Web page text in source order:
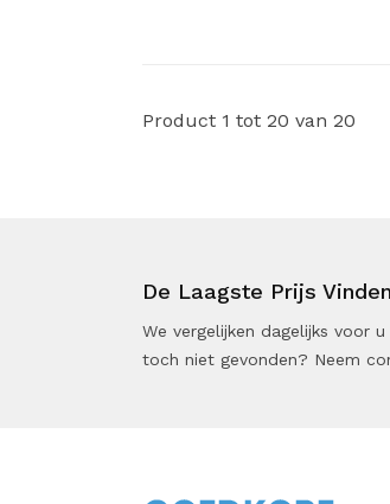
Product 1 tot 20 van 20
De Laagste Prijs
We vergelijken dagelijks voor
toch niet gevonden? Neem